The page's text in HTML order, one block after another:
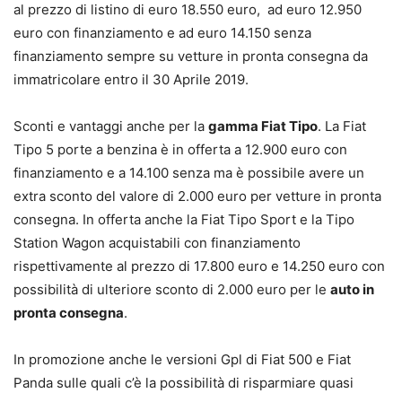
al prezzo di listino di euro 18.550 euro, ad euro 12.950
euro con finanziamento e ad euro 14.150 senza
finanziamento sempre su vetture in pronta consegna da
immatricolare entro il 30 Aprile 2019.
Sconti e vantaggi anche per la gamma Fiat Tipo. La Fiat
Tipo 5 porte a benzina è in offerta a 12.900 euro con
finanziamento e a 14.100 senza ma è possibile avere un
extra sconto del valore di 2.000 euro per vetture in pronta
consegna. In offerta anche la Fiat Tipo Sport e la Tipo
Station Wagon acquistabili con finanziamento
rispettivamente al prezzo di 17.800 euro e 14.250 euro con
possibilità di ulteriore sconto di 2.000 euro per le auto in
pronta consegna.
In promozione anche le versioni Gpl di Fiat 500 e Fiat
Panda sulle quali c’è la possibilità di risparmiare quasi